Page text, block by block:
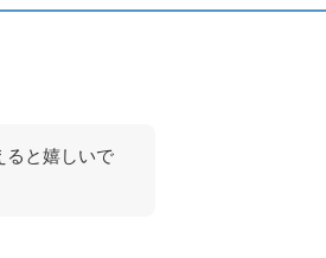
ると嬉しいで